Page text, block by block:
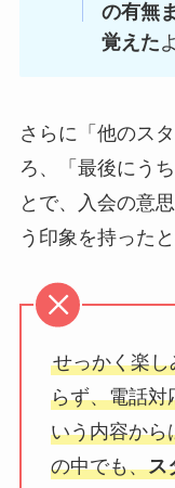
の有無
覚えた
さらに「他のス
ろ、「最後にう
とで、入会の意
う印象を持ったと
せっかく楽
らず、電話対
いう内容から
の中でも、ス